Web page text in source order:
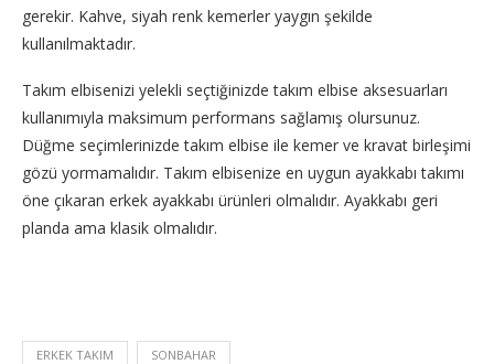
gerekir. Kahve, siyah renk kemerler yaygın şekilde
kullanılmaktadır.
Takım elbisenizi yelekli seçtiğinizde takım elbise aksesuarları
kullanımıyla maksimum performans sağlamış olursunuz.
Düğme seçimlerinizde takım elbise ile kemer ve kravat birleşimi
gözü yormamalıdır. Takım elbisenize en uygun ayakkabı takımı
öne çıkaran erkek ayakkabı ürünleri olmalıdır. Ayakkabı geri
planda ama klasik olmalıdır.
ERKEK TAKIM SONBAHAR